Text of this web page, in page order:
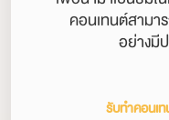
คอนเทนต์สามา
อย่างมี
รับทำคอนเ